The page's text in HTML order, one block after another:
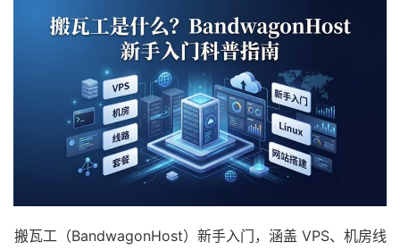
搬瓦工（BandwagonHost）新手入门，涵盖 VPS、机房线